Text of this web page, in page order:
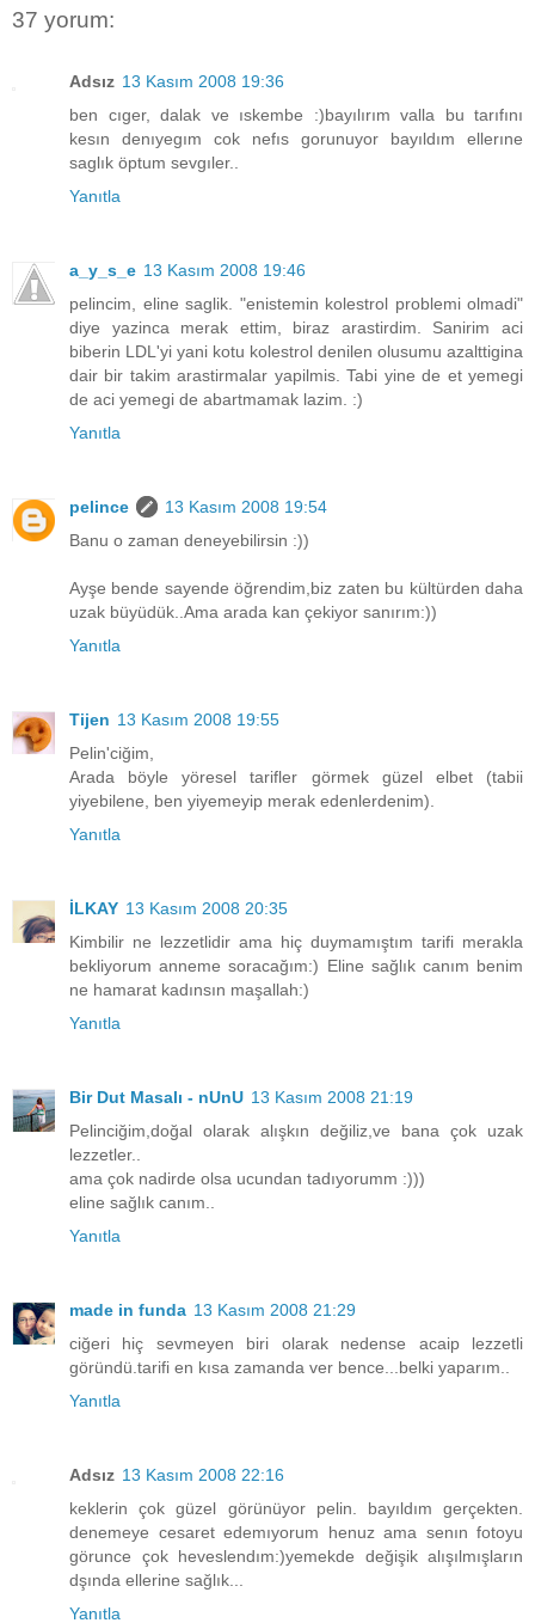
37 yorum:
Adsız 13 Kasım 2008 19:36
ben cıger, dalak ve ıskembe :)bayılırım valla bu tarıfını
kesın denıyegım cok nefıs gorunuyor bayıldım ellerıne
saglık öptum sevgıler..
Yanıtla
a_y_s_e 13 Kasım 2008 19:46
pelincim, eline saglik. "enistemin kolestrol problemi olmadi"
diye yazinca merak ettim, biraz arastirdim. Sanirim aci
biberin LDL'yi yani kotu kolestrol denilen olusumu azalttigina
dair bir takim arastirmalar yapilmis. Tabi yine de et yemegi
de aci yemegi de abartmamak lazim. :)
Yanıtla
pelince
13 Kasım 2008 19:54
Banu o zaman deneyebilirsin :))
Ayşe bende sayende öğrendim,biz zaten bu kültürden daha
uzak büyüdük..Ama arada kan çekiyor sanırım:))
Yanıtla
Tijen 13 Kasım 2008 19:55
Pelin'ciğim,
Arada böyle yöresel tarifler görmek güzel elbet (tabii
yiyebilene, ben yiyemeyip merak edenlerdenim).
Yanıtla
İLKAY 13 Kasım 2008 20:35
Kimbilir ne lezzetlidir ama hiç duymamıştım tarifi merakla
bekliyorum anneme soracağım:) Eline sağlık canım benim
ne hamarat kadınsın maşallah:)
Yanıtla
Bir Dut Masalı - nUnU 13 Kasım 2008 21:19
Pelinciğim,doğal olarak alışkın değiliz,ve bana çok uzak
lezzetler..
ama çok nadirde olsa ucundan tadıyorumm :)))
eline sağlık canım..
Yanıtla
made in funda 13 Kasım 2008 21:29
ciğeri hiç sevmeyen biri olarak nedense acaip lezzetli
göründü.tarifi en kısa zamanda ver bence...belki yaparım..
Yanıtla
Adsız 13 Kasım 2008 22:16
keklerin çok güzel görünüyor pelin. bayıldım gerçekten.
denemeye cesaret edemıyorum henuz ama senın fotoyu
görunce çok heveslendım:)yemekde değişik alışılmışların
dşında ellerine sağlık...
Yanıtla